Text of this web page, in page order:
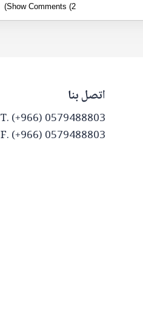
Show Comments (2)
اتصل بنا
T. (+966) 0579488803
F. (+966) 0579488803